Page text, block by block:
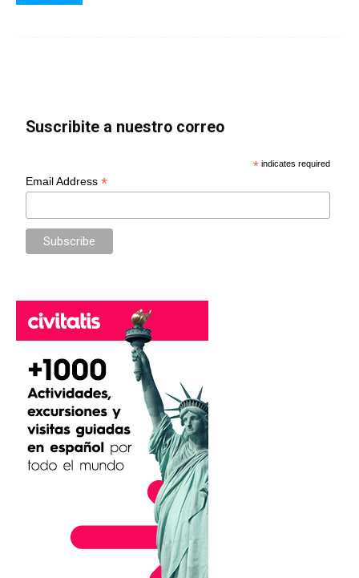
Suscribite a nuestro correo
* indicates required
Email Address*